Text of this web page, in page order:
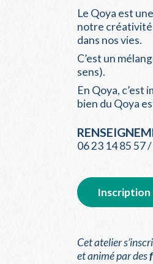
Le Qoya est
notre créativité
dans nos vies.
C’est un
sens).
En Qoya, c’est
bien du Qoya
06 23 14 85 57 /
Inscription
Cet atelier
et animé par des